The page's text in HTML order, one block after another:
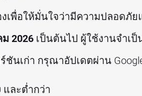
เพื่อให้มั่นใจว่ามีความปลอดภั
2026 เป็นต้นไป ผู้ใช้งานจำเ
นเก่า กรุณาอัปเดตผ่าน
และต่ำกว่า